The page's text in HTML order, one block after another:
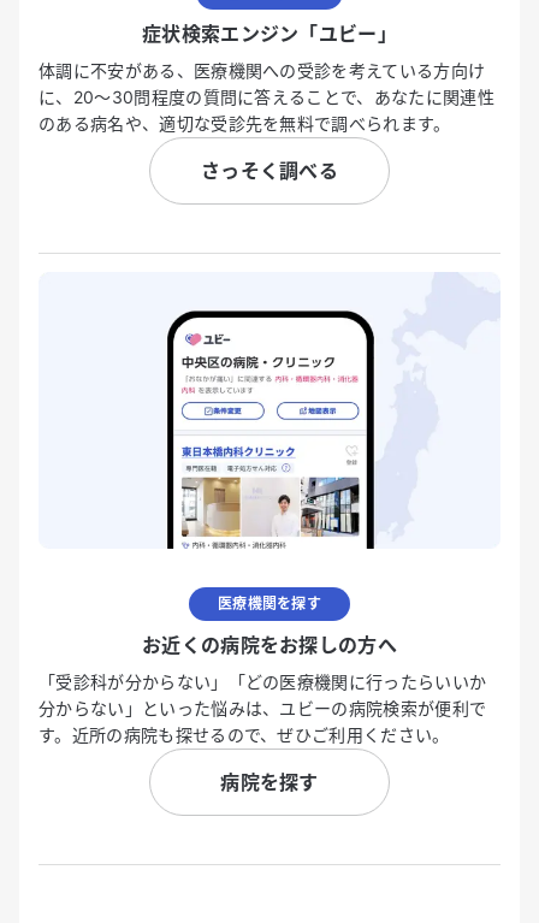
症状検索エンジン「ユビー」
体調に不安がある、医療機関への受診を考えている方向け
に、20〜30問程度の質問に答えることで、あなたに関連性
のある病名や、適切な受診先を無料で調べられます。
さっそく調べる
医療機関を探す
お近くの病院をお探しの方へ
「受診科が分からない」「どの医療機関に行ったらいいか
分からない」といった悩みは、ユビーの病院検索が便利で
す。近所の病院も探せるので、ぜひご利用ください。
病院を探す